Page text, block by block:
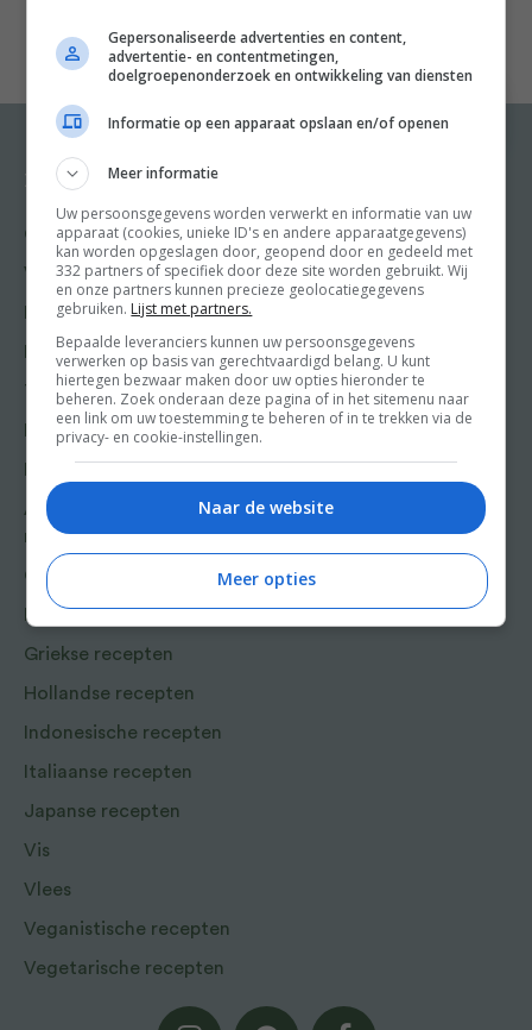
verrassen en die bovendien een plezier zijn om klaar te
maken. Maximaal resultaat met weinig werk. Bij Pascale
vind je geen lange ingrediëntenlijsten.
nDit heerlijke boek boordevol heerlijke recepten en
prachtige foto’s is dan ook een perfecte manier om
jezelf en je geliefden te verwennen en sterker en
gelukkiger in het leven te laten staan.
Recepten
Gangen
Voorgerecht
Hoofdgerecht
Nagerecht
Tussengerecht
Lunch recepten
Aziatische en Oosterse
recepten
Chinese recepten
Franse recepten
Griekse recepten
Hollandse recepten
Indonesische recepten
Italiaanse recepten
Japanse recepten
Vis
Vlees
Veganistische recepten
Vegetarische recepten
Shop
Food & Travel
Kooktips
Win
Gepersonaliseerde advertenties en content,
advertentie- en contentmetingen,
doelgroepenonderzoek en ontwikkeling van diensten
Informatie op een apparaat opslaan en/of openen
Meer informatie
Uw persoonsgegevens worden verwerkt en informatie van uw
apparaat (cookies, unieke ID's en andere apparaatgegevens)
kan worden opgeslagen door, geopend door en gedeeld met
332 partners of specifiek door deze site worden gebruikt. Wij
en onze partners kunnen precieze geolocatiegegevens
gebruiken. Lijst met partners.
Bepaalde leveranciers kunnen uw persoonsgegevens
verwerken op basis van gerechtvaardigd belang. U kunt
hiertegen bezwaar maken door uw opties hieronder te
beheren. Zoek onderaan deze pagina of in het sitemenu naar
een link om uw toestemming te beheren of in te trekken via de
privacy- en cookie-instellingen.
Naar de website
Meer opties